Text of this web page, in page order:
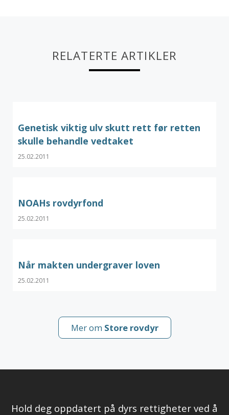
RELATERTE ARTIKLER
Genetisk viktig ulv skutt rett før retten
skulle behandle vedtaket
25.02.2011
NOAHs rovdyrfond
25.02.2011
Når makten undergraver loven
25.02.2011
Mer om Store rovdyr
Hold deg oppdatert på dyrs rettigheter ved å